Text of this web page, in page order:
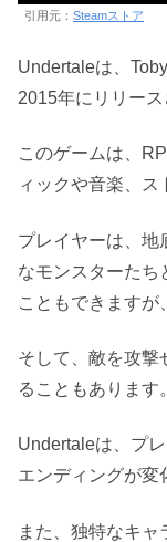
引用元： Steamストア
Undertaleは、
2015年にリリース
このゲームは、
ィックや音楽、ス
プレイヤーは、地
なモンスターたち
こともできますが
そして、敵を攻撃
ることもあります。
Undertaleは、プ
エンディングが変
また、独特なキャ